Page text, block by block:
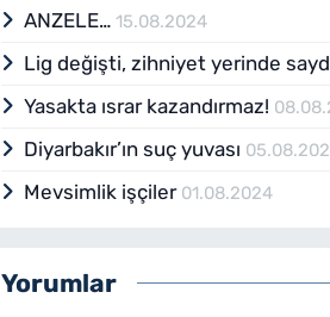
ANZELE…15.08.2024
Lig değişti, zihniyet yerinde
Yasakta ısrar kazandırmaz!
Diyarbakır’ın suç yuvası
Mevsimlik işçiler 01.08.2024
Yorumlar